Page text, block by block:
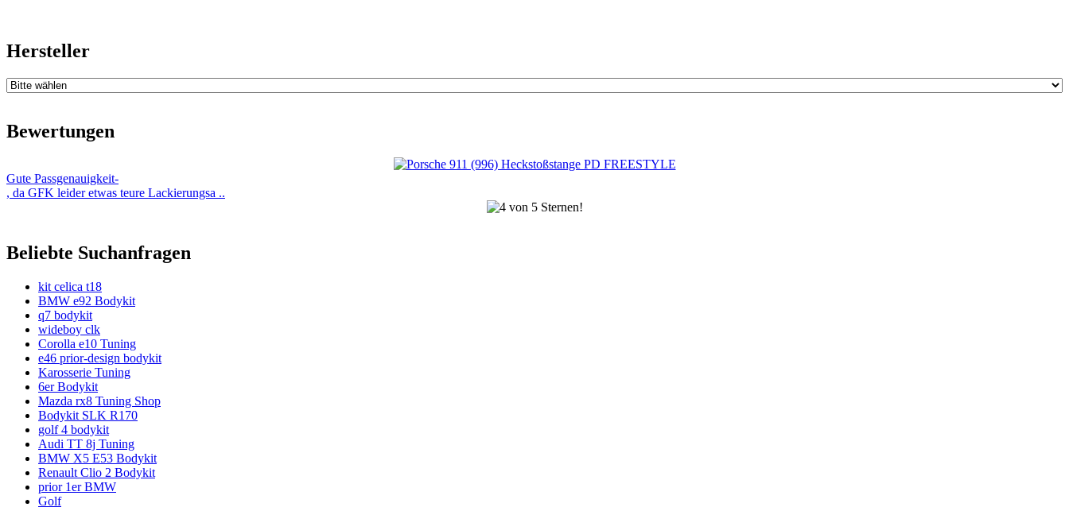
Hersteller
Bewertungen
Gute Passgenauigkeit-
, da GFK leider etwas teure Lackierungsa ..
Beliebte Suchanfragen
kit celica t18
BMW e92 Bodykit
q7 bodykit
wideboy clk
Corolla e10 Tuning
e46 prior-design bodykit
Karosserie Tuning
6er Bodykit
Mazda rx8 Tuning Shop
Bodykit SLK R170
golf 4 bodykit
Audi TT 8j Tuning
BMW X5 E53 Bodykit
Renault Clio 2 Bodykit
prior 1er BMW
Golf